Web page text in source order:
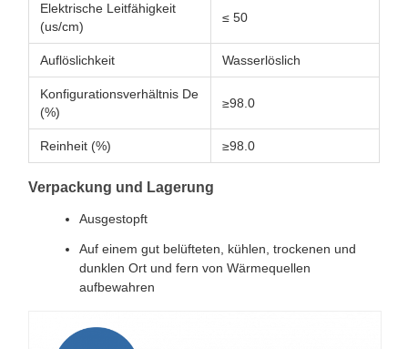
Elektrische Leitfähigkeit
(us/cm)
≤ 50
Auflöslichkeit Wasserlöslich
Konfigurationsverhältnis De
(%)
≥98.0
Reinheit (%) ≥98.0
Verpackung und Lagerung
Ausgestopft
Auf einem gut belüfteten, kühlen, trockenen und
dunklen Ort und fern von Wärmequellen
aufbewahren